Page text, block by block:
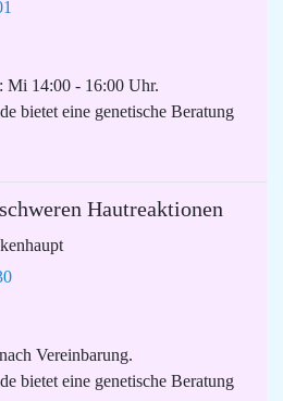
Mi 14:00 - 16:00 Uhr.
bietet eine genetische Beratung
Hautreaktionen
Vereinbarung.
bietet eine genetische Beratung